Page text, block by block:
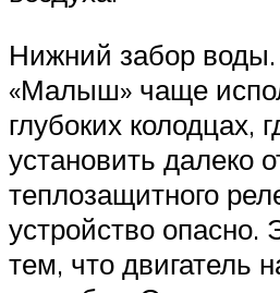
Нижний забор воды.
«Малыш» чаще
глубоких колодцах,
установить далеко
теплозащитного
устройство опасно.
тем, что двигатель